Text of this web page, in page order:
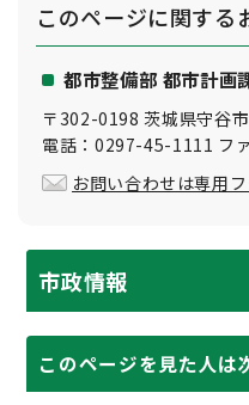
このページに関する
都市整備部 都市計画
〒302-0198 茨城県守谷
電話：0297-45-1111 フ
お問い合わせは専用
市政情報
このページを見た人は